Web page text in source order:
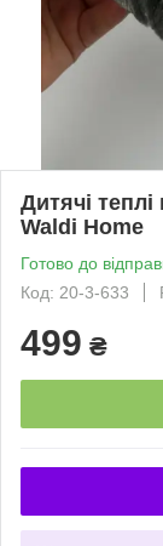
Дитячі
Waldi Home
Готово до
Код: 20-3-633
499 ₴